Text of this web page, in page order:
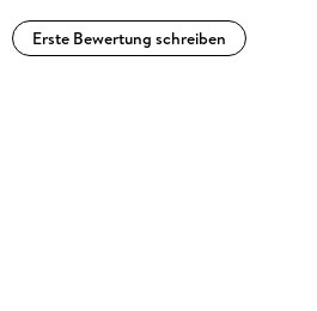
Erste Bewertung schreiben